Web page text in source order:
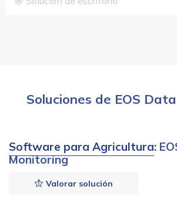
Soluciones de EOS
Software para Agricultura:
Monitoring
Valorar solución